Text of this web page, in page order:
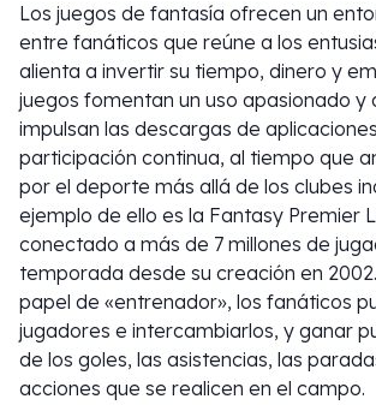
Los juegos de fantasía ofrecen un
entre fanáticos que reúne a los
alienta a invertir su tiempo, dinero y
juegos fomentan un uso apasionado y
impulsan las descargas de
participación continua, al tiempo que
por el deporte más allá de los clubes
ejemplo de ello es la Fantasy Premier
conectado a más de 7 millones de
temporada desde su creación en
papel de «entrenador», los fanáticos
jugadores e intercambiarlos, y ganar
de los goles, las asistencias, las
acciones que se realicen en el campo.